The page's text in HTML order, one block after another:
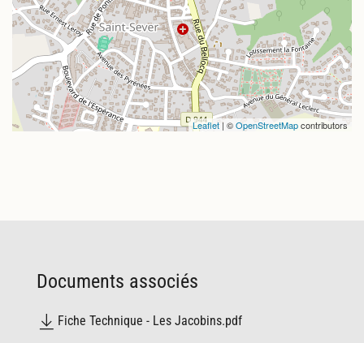
Leaflet | ©OpenStreetMapcontributors
Documents associés
Fiche Technique - Les Jacobins.pdf